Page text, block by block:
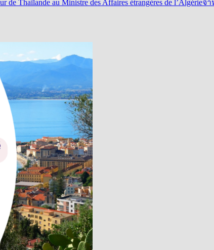
de Thaïlande au Ministre des Affaires étrangères de l’Algérieจ